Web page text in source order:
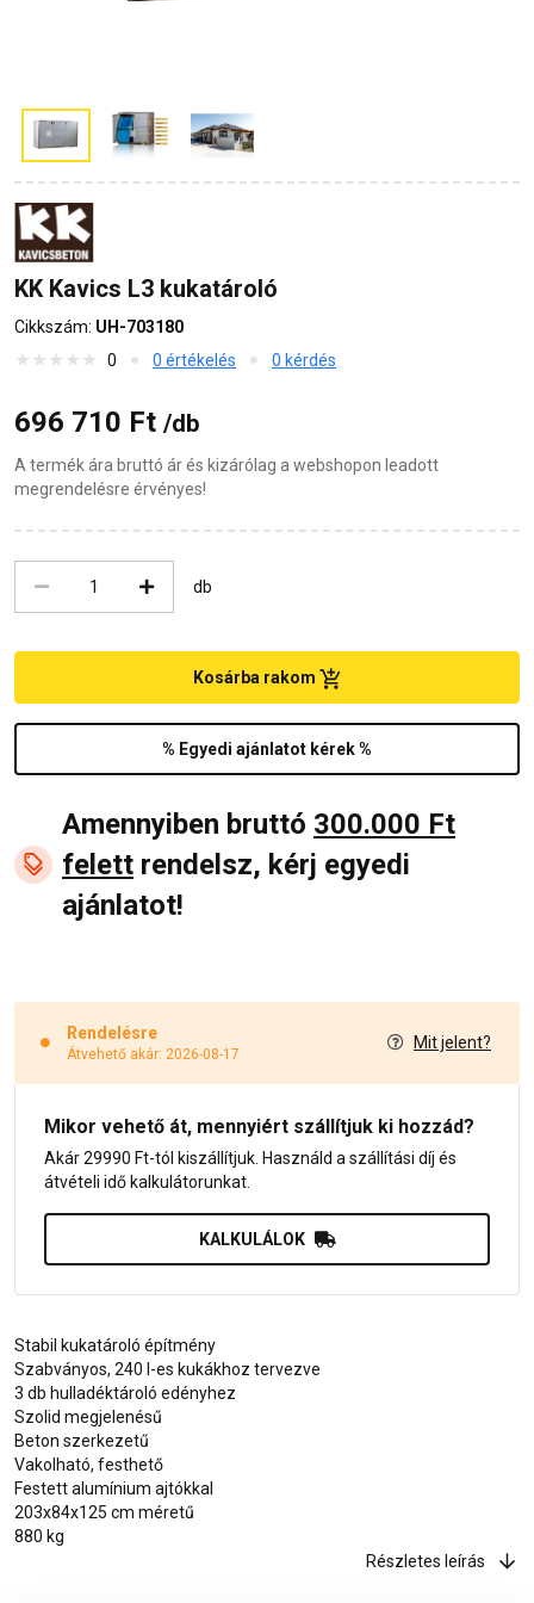
KK Kavics L3 kukatároló
Cikkszám: UH-703180
0
0 értékelés 0 kérdés
696 710 Ft /db
A termék ára bruttó ár és kizárólag a webshopon leadott
megrendelésre érvényes!
db
% Egyedi ajánlatot kérek %
Kosárba rakom
Amennyiben bruttó 300.000 Ft
felett rendelsz, kérj egyedi
ajánlatot!
Rendelésre
Átvehető akár: 2026-08-17
Mit jelent?
Mikor vehető át, mennyiért szállítjuk ki hozzád?
Akár 29990 Ft-tól kiszállítjuk. Használd a szállítási díj és
átvételi idő kalkulátorunkat.
KALKULÁLOK
Stabil kukatároló építmény
Szabványos, 240 l-es kukákhoz tervezve
3 db hulladéktároló edényhez
Szolid megjelenésű
Beton szerkezetű
Vakolható, festhető
Festett alumínium ajtókkal
203x84x125 cm méretű
880 kg
Részletes leírás